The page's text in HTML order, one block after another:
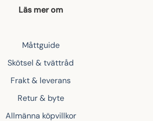
Läs mer om
Måttguide
Skötsel & tvättråd
Frakt & leverans
Retur & byte
Allmänna köpvillkor